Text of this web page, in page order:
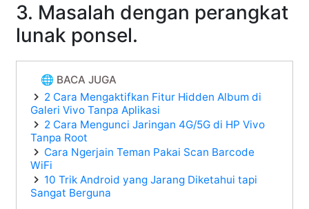
3. Masalah dengan perangkat
lunak ponsel.
🌐 BACA JUGA
2 Cara Mengaktifkan Fitur Hidden Album di
Galeri Vivo Tanpa Aplikasi
2 Cara Mengunci Jaringan 4G/5G di HP Vivo
Tanpa Root
Cara Ngerjain Teman Pakai Scan Barcode
WiFi
10 Trik Android yang Jarang Diketahui tapi
Sangat Berguna